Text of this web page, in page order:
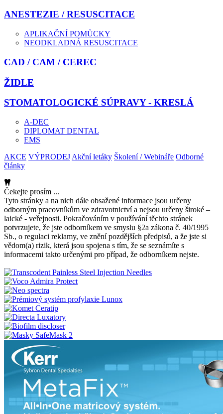
ANESTEZIE / RESUSCITACE
APLIKAČNÍ POMŮCKY
NEODKLADNÁ RESUSCITACE
CAD / CAM / CEREC
ŽIDLE
STOMATOLOGICKÉ SÚPRAVY - KRESLÁ
A-DEC
DIPLOMAT DENTAL
EMS
AKCE VÝPRODEJ Akční letáky Školení / Webináře Odborné
články
Čekejte prosím ...
Tyto stránky a na nich dále obsažené informace jsou určeny
odborným pracovníkům ve zdravotnictví a nejsou určeny široké –
laické - veřejnosti. Pokračováním v používání těchto stránek
potvrzujete, že jste odborníkem ve smyslu §2a zákona č. 40/1995
Sb., o regulaci reklamy, ve znění pozdějších předpisů, a že jste si
vědom(a) rizik, která jsou spojena s tím, že se seznámíte s
informacemi takto určenými pro případ, že odborníkem nejste.